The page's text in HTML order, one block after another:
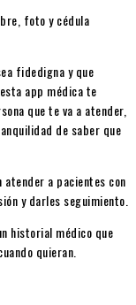
fidedigna y que
app médica te
que te va a atender,
de saber que
atender a pacientes con
y darles seguimiento.
historial médico que
quieran.